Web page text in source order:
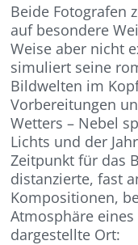
Beide Fotografen
auf besondere
Weise aber nicht
simuliert seine
Bildwelten im
Vorbereitungen
Wetters – Nebel
Lichts und der
Zeitpunkt für das
distanzierte, fast
Kompositionen,
Atmosphäre
dargestellte Ort: